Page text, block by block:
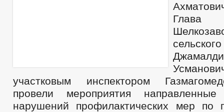
Глава
участковым инспектором
провели мероприятия
нарушений профилактических мер по